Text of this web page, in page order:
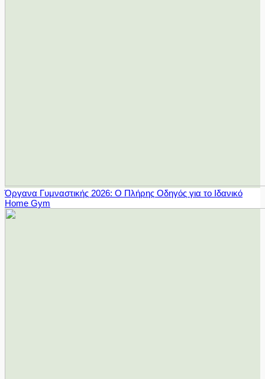
Όργανα Γυμναστικής 2026: Ο Πλήρης Οδηγός για το Ιδανικό
Home Gym